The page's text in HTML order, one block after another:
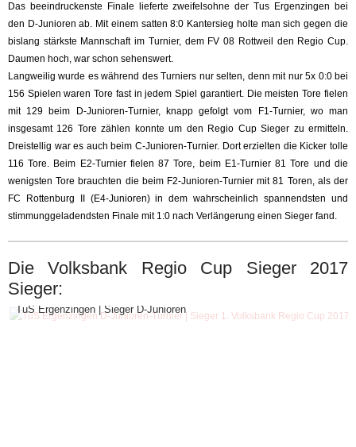
Das beeindruckenste Finale lieferte zweifelsohne der Tus Ergenzingen bei
den D-Junioren ab. Mit einem satten 8:0 Kantersieg holte man sich gegen die
bislang stärkste Mannschaft im Turnier, dem FV 08 Rottweil den Regio Cup.
Daumen hoch, war schon sehenswert.
Langweilig wurde es während des Turniers nur selten, denn mit nur 5x 0:0 bei
156 Spielen waren Tore fast in jedem Spiel garantiert. Die meisten Tore fielen
mit 129 beim D-Junioren-Turnier, knapp gefolgt vom F1-Turnier, wo man
insgesamt 126 Tore zählen konnte um den Regio Cup Sieger zu ermitteln.
Dreistellig war es auch beim C-Junioren-Turnier. Dort erzielten die Kicker tolle
116 Tore. Beim E2-Turnier fielen 87 Tore, beim E1-Turnier 81 Tore und die
wenigsten Tore brauchten die beim F2-Junioren-Turnier mit 81 Toren, als der
FC Rottenburg II (E4-Junioren) in dem wahrscheinlich spannendsten und
stimmunggeladendsten Finale mit 1:0 nach Verlängerung einen Sieger fand.
Die Volksbank Regio Cup Sieger 2017
Sieger:
TuS Ergenzingen | Sieger D-Junioren